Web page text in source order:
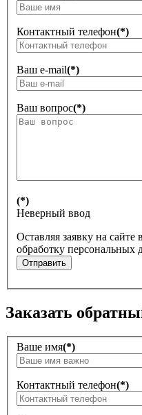
Контактный телефон(*)
Ваш e-mail(*)
Ваш вопрос(*)
(*)
Неверный ввод
Оставляя заявку на сайте вы даете
обработку
Отправить
Заказать
Ваше имя(*)
Контактный телефон(*)